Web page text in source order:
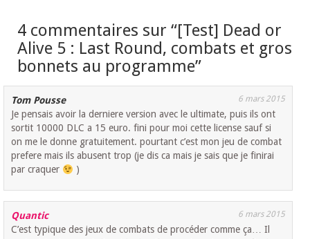
4 commentaires sur “[Test] Dead or
Alive 5 : Last Round, combats et gros
bonnets au programme”
Tom Pousse 6 mars 2015
Je pensais avoir la derniere version avec le ultimate, puis ils ont
sortit 10000 DLC a 15 euro. fini pour moi cette license sauf si
on me le donne gratuitement. pourtant c’est mon jeu de combat
prefere mais ils abusent trop (je dis ca mais je sais que je finirai
par craquer
)
Quantic 6 mars 2015
C’est typique des jeux de combats de procéder comme ça… Il